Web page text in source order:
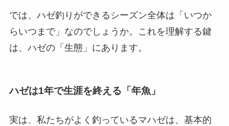
では、ハゼ釣りができるシーズン全体は「いつか
らいつまで」なのでしょうか。これを理解する鍵
は、ハゼの「生態」にあります。
ハゼは1年で生涯を終える「年魚」
実は、私たちがよく釣っているマハゼは、基本的